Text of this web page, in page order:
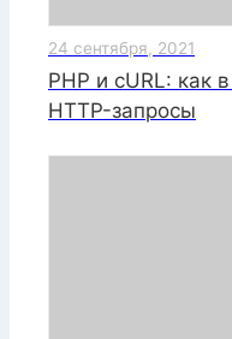
24 сентября, 2021
PHP и cURL: как
HTTP-запросы